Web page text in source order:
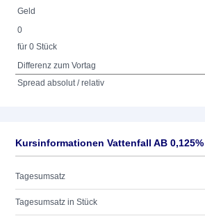
Geld
0
für 0 Stück
Differenz zum Vortag
Spread absolut / relativ
Kursinformationen Vattenfall AB 0,125%
Tagesumsatz
Tagesumsatz in Stück